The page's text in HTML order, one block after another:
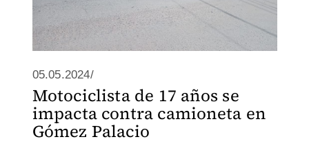
05.05.2024/
Motociclista de 17 años se
impacta contra camioneta en
Gómez Palacio